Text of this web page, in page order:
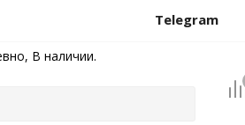
Telegram
В наличии.